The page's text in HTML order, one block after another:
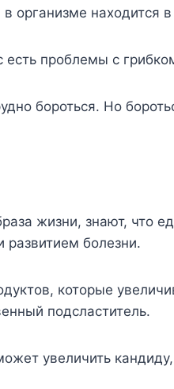
в организме находится
есть проблемы с
бороться. Но
жизни, знают, что
болезни.
которые
подсластитель.
увеличить кандиду,